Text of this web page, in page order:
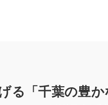
る「千葉の豊